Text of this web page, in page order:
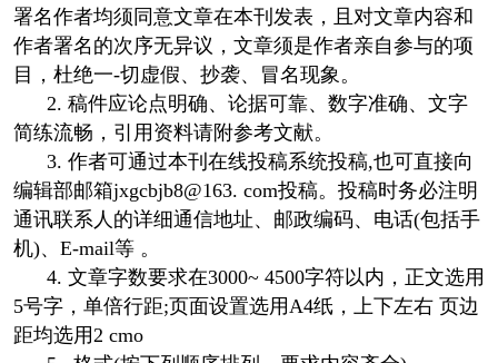
署名作者均须同意文章在本刊发表，且对文章内容和
作者署名的次序无异议，文章须是作者亲自参与的项
目，杜绝一-切虚假、抄袭、冒名现象。
2. 稿件应论点明确、论据可靠、数字准确、文字
简练流畅，引用资料请附参考文献。
3. 作者可通过本刊在线投稿系统投稿,也可直接向
编辑部邮箱jxgcbjb8@163. com投稿。投稿时务必注明
通讯联系人的详细通信地址、邮政编码、电话(包括手
机)、E-mail等 。
4. 文章字数要求在3000~ 4500字符以内，正文选用
5号字，单倍行距;页面设置选用A4纸，上下左右 页边
距均选用2 cmo